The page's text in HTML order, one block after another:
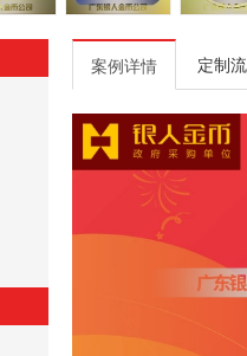
案例详情 定制